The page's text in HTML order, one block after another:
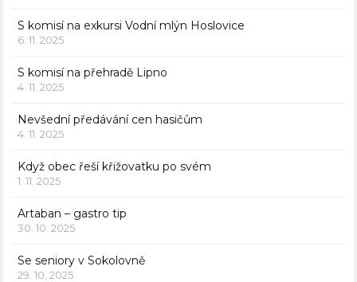
S komisí na exkursi Vodní mlýn Hoslovice
6. 11. 2025
S komisí na přehradě Lipno
4. 11. 2025
Nevšední předávání cen hasičům
4. 11. 2025
Když obec řeší křižovatku po svém
1. 11. 2025
Artaban – gastro tip
30. 10. 2025
Se seniory v Sokolovně
29. 10. 2025